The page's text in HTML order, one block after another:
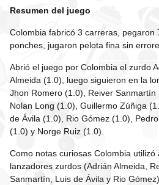
Resumen del juego
Colombia fabricó 3 carreras,
ponches, jugaron pelota fina sin
Abrió el juego por Colombia el zurdo
Almeida (1.0), luego siguieron en la
Jhon Romero (1.0), Reiver Sanmartín
Nolan Long (1.0), Guillermo Zúñiga
de Ávila (1.0), Rio Gómez (1.0),
(1.0) y Norge Ruiz (1.0).
Como notas curiosas Colombia utilizó
lanzadores zurdos (Adrián Almeida,
Sanmartín, Luis de Ávila y Rio